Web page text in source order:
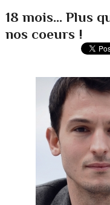
18 mois... Plus
nos coeurs !